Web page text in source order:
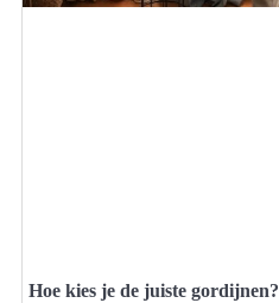
Hoe kies je de juiste gordijnen?